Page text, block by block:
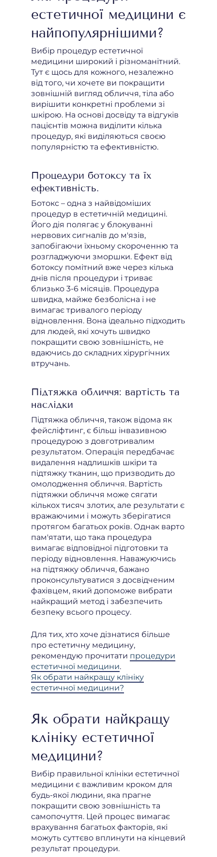
естетичної медицини є
найпопулярнішими?
Вибір процедур естетичної
медицини широкий і різноманітний.
Тут є щось для кожного, незалежно
від того, чи хочете ви покращити
зовнішній вигляд обличчя, тіла або
вирішити конкретні проблеми зі
шкірою. На основі досвіду та відгуків
пацієнтів можна виділити кілька
процедур, які виділяються своєю
популярністю та ефективністю.
Процедури ботоксу та їх
ефективність.
Ботокс – одна з найвідоміших
процедур в естетичній медицині.
Його дія полягає у блокуванні
нервових сигналів до м'язів,
запобігаючи їхньому скороченню та
розгладжуючи зморшки. Ефект від
ботоксу помітний вже через кілька
днів після процедури і триває
близько 3-6 місяців. Процедура
швидка, майже безболісна і не
вимагає тривалого періоду
відновлення. Вона ідеально підходить
для людей, які хочуть швидко
покращити свою зовнішність, не
вдаючись до складних хірургічних
втручань.
Підтяжка обличчя: вартість та
наслідки
Підтяжка обличчя, також відома як
фейсліфтинг, є більш інвазивною
процедурою з довготривалим
результатом. Операція передбачає
видалення надлишків шкіри та
підтяжку тканин, що призводить до
омолодження обличчя. Вартість
підтяжки обличчя може сягати
кількох тисяч злотих, але результати є
вражаючими і можуть зберігатися
протягом багатьох років. Однак варто
пам'ятати, що така процедура
вимагає відповідної підготовки та
періоду відновлення. Наважуючись
на підтяжку обличчя, бажано
проконсультуватися з досвідченим
фахівцем, який допоможе вибрати
найкращий метод і забезпечить
безпеку всього процесу.
Для тих, хто хоче дізнатися більше
про естетичну медицину,
рекомендую прочитати процедури
естетичної медицини.
Як обрати найкращу клініку
естетичної медицини?
Як обрати найкращу
клініку естетичної
медицини?
Вибір правильної клініки естетичної
медицини є важливим кроком для
будь-якої людини, яка прагне
покращити свою зовнішність та
самопочуття. Цей процес вимагає
врахування багатьох факторів, які
можуть суттєво вплинути на кінцевий
результат процедури.